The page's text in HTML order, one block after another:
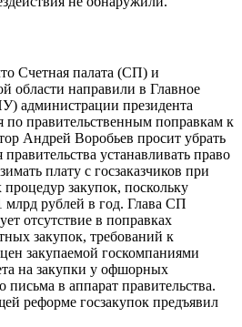
Счетная палата (СП) и
области направили в Главное
администрации президента
по правительственным поправкам к
Андрей Воробьев просит убрать
устанавливать право
плату с госзаказчиков при
закупок, поскольку
млрд рублей в год. Глава СП
отсутствие в поправках
закупок, требований к
закупаемой госкомпаниями
на закупки у офшорных
в аппарат правительства.
реформе госзакупок предъявил